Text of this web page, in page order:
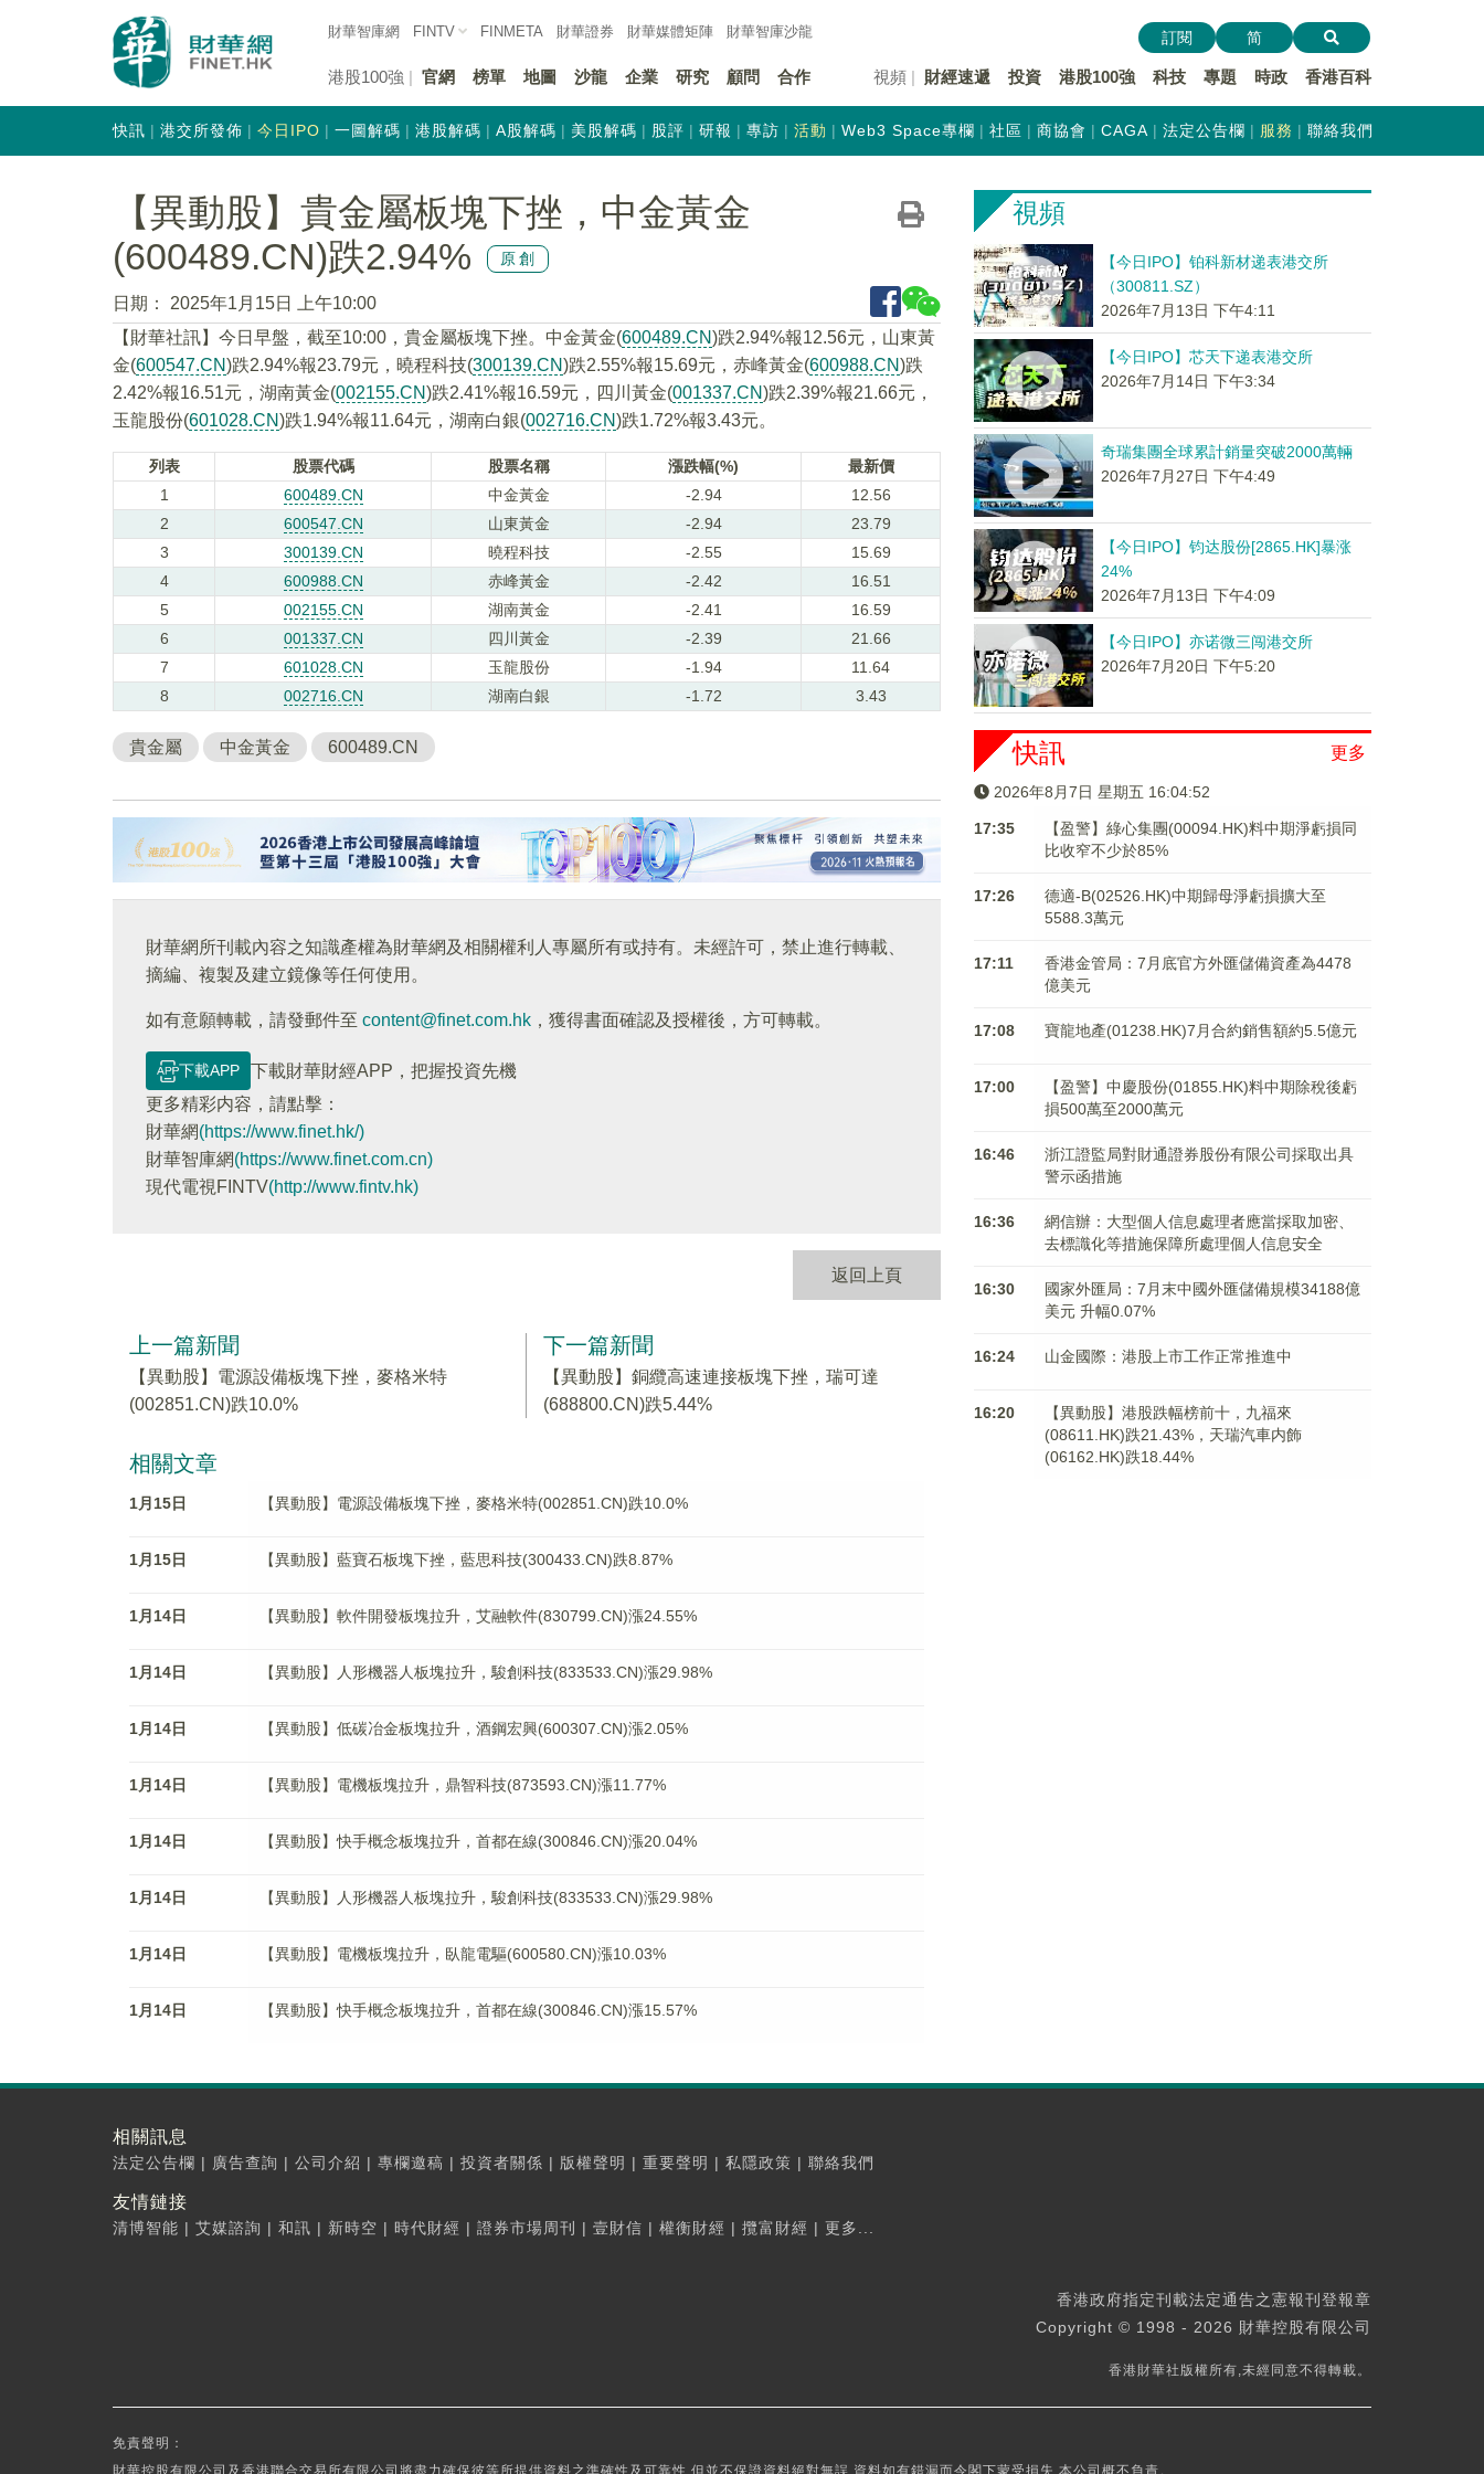
財華智庫網 FINTV FINMETA 財華證券 財華媒體矩陣 財華智庫沙龍
港股100強 官網 榜單 地圖 沙龍 企業 研究 顧問 合作 視頻 財經速遞 投資 港股100強 科技 專題 時政 香港百科
訂閱 简
快訊 港交所發佈 今日IPO 一圖解碼 港股解碼 A股解碼 美股解碼 股評 研報 專訪 活動 Web3 Space專欄 社區 商協會 CAGA 法定公告欄 服務 聯絡我們
【異動股】貴金屬板塊下挫，中金黃金
(600489.CN)跌2.94%
原創
日期：
2025年1月15日 上午10:00
【財華社訊】今日早盤，截至10:00，貴金屬板塊下挫。中金黃金(600489.CN)跌2.94%報12.56元，山東黃
金(600547.CN)跌2.94%報23.79元，曉程科技(300139.CN)跌2.55%報15.69元，赤峰黃金(600988.CN)跌
2.42%報16.51元，湖南黃金(002155.CN)跌2.41%報16.59元，四川黃金(001337.CN)跌2.39%報21.66元，
玉龍股份(601028.CN)跌1.94%報11.64元，湖南白銀(002716.CN)跌1.72%報3.43元。
列表 股票代碼 股票名稱 漲跌幅(%)
最新價
1
600489.CN 中金黃金 -2.94
12.56
2
600547.CN 山東黃金 -2.94
23.79
3
300139.CN 曉程科技 -2.55
15.69
4
600988.CN 赤峰黃金 -2.42
16.51
5
002155.CN 湖南黃金 -2.41
16.59
6
001337.CN 四川黃金 -2.39
21.66
7
601028.CN 玉龍股份 -1.94
11.64
8
002716.CN 湖南白銀 -1.72 3.43
貴金屬 中金黃金 600489.CN
財華網所刊載內容之知識產權為財華網及相關權利人專屬所有或持有。未經許可，禁止進行轉載、
摘編、複製及建立鏡像等任何使用。
如有意願轉載，請發郵件至 content@finet.com.hk ，獲得書面確認及授權後，方可轉載。
下載APP
下載財華財經APP，把握投資先機
更多精彩内容，請點擊：
財華網(https://www.finet.hk/)
財華智庫網(https://www.finet.com.cn)
現代電視FINTV(http://www.fintv.hk)
返回上頁
上一篇新聞
【異動股】電源設備板塊下挫，麥格米特
(002851.CN)跌10.0%
下一篇新聞
【異動股】銅纜高速連接板塊下挫，瑞可達
(688800.CN)跌5.44%
相關文章
1月15日 【異動股】電源設備板塊下挫，麥格米特(002851.CN)跌10.0%
1月15日 【異動股】藍寶石板塊下挫，藍思科技(300433.CN)跌8.87%
1月14日 【異動股】軟件開發板塊拉升，艾融軟件(830799.CN)漲24.55%
1月14日 【異動股】人形機器人板塊拉升，駿創科技(833533.CN)漲29.98%
1月14日 【異動股】低碳冶金板塊拉升，酒鋼宏興(600307.CN)漲2.05%
1月14日 【異動股】電機板塊拉升，鼎智科技(873593.CN)漲11.77%
1月14日 【異動股】快手概念板塊拉升，首都在線(300846.CN)漲20.04%
1月14日 【異動股】人形機器人板塊拉升，駿創科技(833533.CN)漲29.98%
1月14日 【異動股】電機板塊拉升，臥龍電驅(600580.CN)漲10.03%
1月14日 【異動股】快手概念板塊拉升，首都在線(300846.CN)漲15.57%
視頻
【今日IPO】铂科新材递表港交所
（300811.SZ）
2026年7月13日 下午4:11
【今日IPO】芯天下递表港交所
2026年7月14日 下午3:34
奇瑞集團全球累計銷量突破2000萬輛
2026年7月27日 下午4:49
【今日IPO】钧达股份[2865.HK]暴涨
24%
2026年7月13日 下午4:09
【今日IPO】亦诺微三闯港交所
2026年7月20日 下午5:20
更多
快訊
2026年8月7日 星期五 16:04:52
17:35
【盈警】綠心集團(00094.HK)料中期淨虧損同
比收窄不少於85%
17:26
德適-B(02526.HK)中期歸母淨虧損擴大至
5588.3萬元
17:11
香港金管局：7月底官方外匯儲備資產為4478
億美元
17:08 寶龍地產(01238.HK)7月合約銷售額約5.5億元
17:00
【盈警】中慶股份(01855.HK)料中期除稅後虧
損500萬至2000萬元
16:46
浙江證監局對財通證券股份有限公司採取出具
警示函措施
16:36
網信辦：大型個人信息處理者應當採取加密、
去標識化等措施保障所處理個人信息安全
16:30
國家外匯局：7月末中國外匯儲備規模34188億
美元 升幅0.07%
16:24 山金國際：港股上市工作正常推進中
16:20
【異動股】港股跌幅榜前十，九福來
(08611.HK)跌21.43%，天瑞汽車内飾
(06162.HK)跌18.44%
相關訊息
法定公告欄 | 廣告查詢 | 公司介紹 | 專欄邀稿 | 投資者關係 | 版權聲明 | 重要聲明 | 私隱政策 | 聯絡我們
友情鏈接
清博智能 | 艾媒諮詢 | 和訊 | 新時空 | 時代財經 | 證券市場周刊 | 壹財信 | 權衡財經 | 攬富財經 | 更多...
香港政府指定刊載法定通告之憲報刊登報章
Copyright © 1998 - 2026 財華控股有限公司
香港財華社版權所有,未經同意不得轉載。
免責聲明：